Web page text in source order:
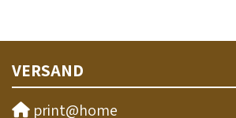
VERSAND
print@home